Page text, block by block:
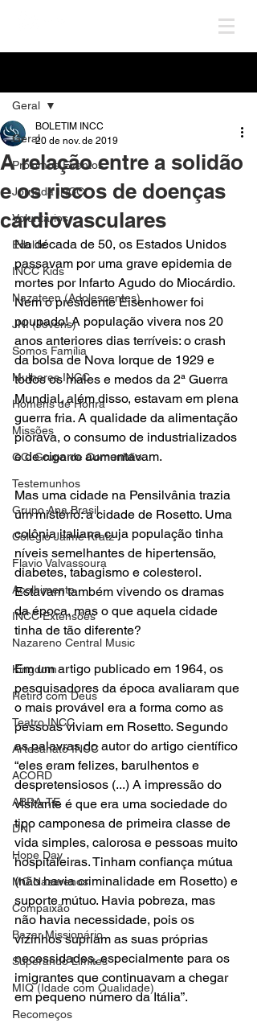
Geral
Próximos Eventos
Jornada INCC
Voluntários
Edulife
INCC Kids
Nazateen (Adolescentes)
JNI (Jovens)
Somos Família
Mulheres INCC
Homens de Honra
Missões
GC: Grupo de Comunhão
Testemunhos
Grupo Ana Brasil
Colégio Jaime Kratz
Flavio Valvassoura
Acolhimento
INCC Extensões
Nazareno Central Music
Kingdom
Retiro com Deus
Teatro INCC
Artesanato INCC
ACORD
ABRA-TE
DNI
Hope Day
MC Nazarenos
Compaixão
Bazar Missionário
Superando Limites
MIQ (Idade com Qualidade)
Recomeços
Geral
A relação entre a solidão
e os riscos de doenças
cardiovasculares
BOLETIM INCC
20 de nov. de 2019
Na década de 50, os Estados Unidos
passavam por uma grave epidemia de
mortes por Infarto Agudo do Miocárdio.
Nem o presidente Eisenhower foi
poupado! A população vivera nos 20
anos anteriores dias terríveis: o crash
da bolsa de Nova Iorque de 1929 e
todos os males e medos da 2ª Guerra
Mundial, além disso, estavam em plena
guerra fria. A qualidade da alimentação
piorava, o consumo de industrializados
e de cigarro aumentavam.
Mas uma cidade na Pensilvânia trazia
um mistério: a cidade de Rosetto. Uma
colônia italiana cuja população tinha
níveis semelhantes de hipertensão,
diabetes, tabagismo e colesterol.
Estavam também vivendo os dramas
da época, mas o que aquela cidade
tinha de tão diferente?
Em um artigo publicado em 1964, os
pesquisadores da época avaliaram que
o mais provável era a forma como as
pessoas viviam em Rosetto. Segundo
as palavras do autor do artigo científico
“eles eram felizes, barulhentos e
despretensiosos (...) A impressão do
visitante é que era uma sociedade do
tipo camponesa de primeira classe de
vida simples, calorosa e pessoas muito
hospitaleiras. Tinham confiança mútua
(não havia criminalidade em Rosetto) e
suporte mútuo. Havia pobreza, mas
não havia necessidade, pois os
vizinhos supriam as suas próprias
necessidades, especialmente para os
imigrantes que continuavam a chegar
em pequeno número da Itália”.